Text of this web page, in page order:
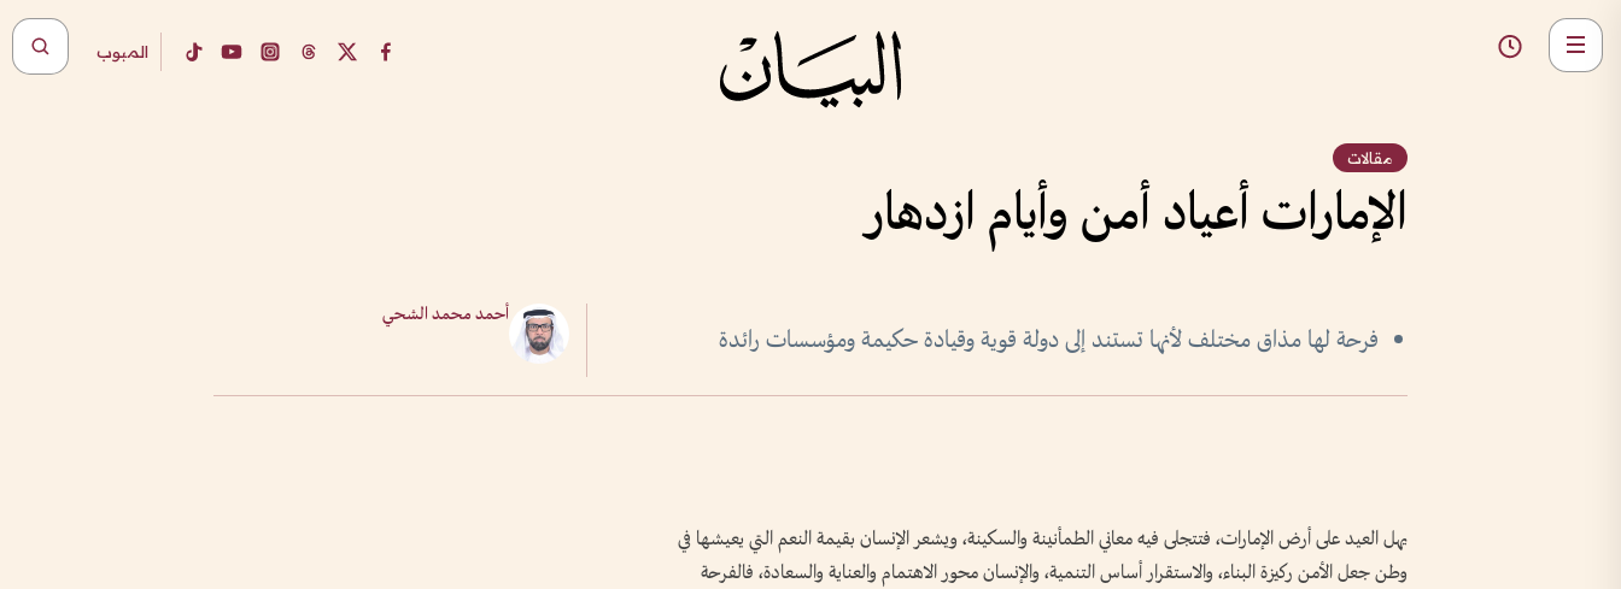
المبوب
مقالات
الإمارات أعياد أمن وأيام ازدهار
فرحة لها مذاق مختلف لأنها تستند إلى دولة قوية وقيادة حكيمة ومؤسسات رائدة
أحمد محمد الشحي
يهل العيد على أرض الإمارات، فتتجلى فيه معاني الطمأنينة والسكينة، ويشعر الإنسان بقيمة النعم التي يعيشها في
وطن جعل الأمن ركيزة البناء، والاستقرار أساس التنمية، والإنسان محور الاهتمام والعناية والسعادة، فالفرحة